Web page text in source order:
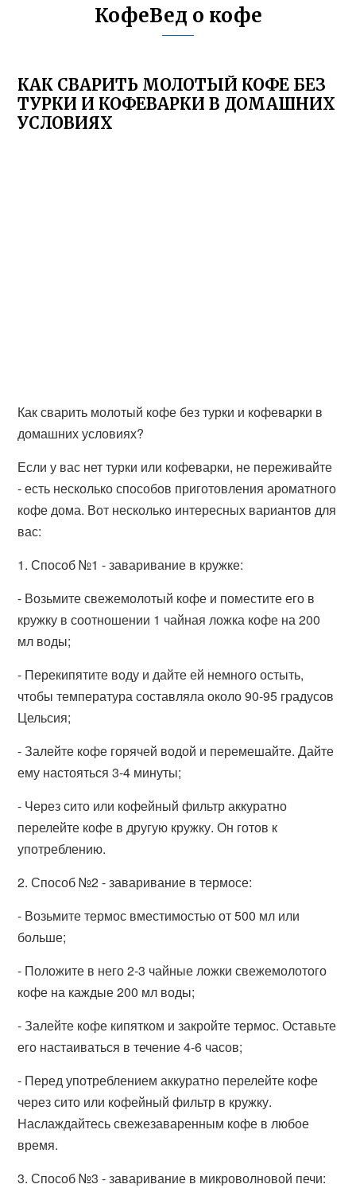
КофеВед о кофе
КАК СВАРИТЬ МОЛОТЫЙ КОФЕ БЕЗ
ТУРКИ И КОФЕВАРКИ В ДОМАШНИХ
УСЛОВИЯХ
Как сварить молотый кофе без турки и кофеварки в
домашних условиях?
Если у вас нет турки или кофеварки, не переживайте
- есть несколько способов приготовления ароматного
кофе дома. Вот несколько интересных вариантов для
вас:
1. Способ №1 - заваривание в кружке:
- Возьмите свежемолотый кофе и поместите его в
кружку в соотношении 1 чайная ложка кофе на 200
мл воды;
- Перекипятите воду и дайте ей немного остыть,
чтобы температура составляла около 90-95 градусов
Цельсия;
- Залейте кофе горячей водой и перемешайте. Дайте
ему настояться 3-4 минуты;
- Через сито или кофейный фильтр аккуратно
перелейте кофе в другую кружку. Он готов к
употреблению.
2. Способ №2 - заваривание в термосе:
- Возьмите термос вместимостью от 500 мл или
больше;
- Положите в него 2-3 чайные ложки свежемолотого
кофе на каждые 200 мл воды;
- Залейте кофе кипятком и закройте термос. Оставьте
его настаиваться в течение 4-6 часов;
- Перед употреблением аккуратно перелейте кофе
через сито или кофейный фильтр в кружку.
Наслаждайтесь свежезаваренным кофе в любое
время.
3. Способ №3 - заваривание в микроволновой печи: